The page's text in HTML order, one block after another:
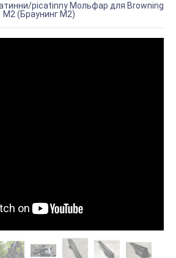
picatinny Мольфар для Browning
M2 (Браунинг М2)